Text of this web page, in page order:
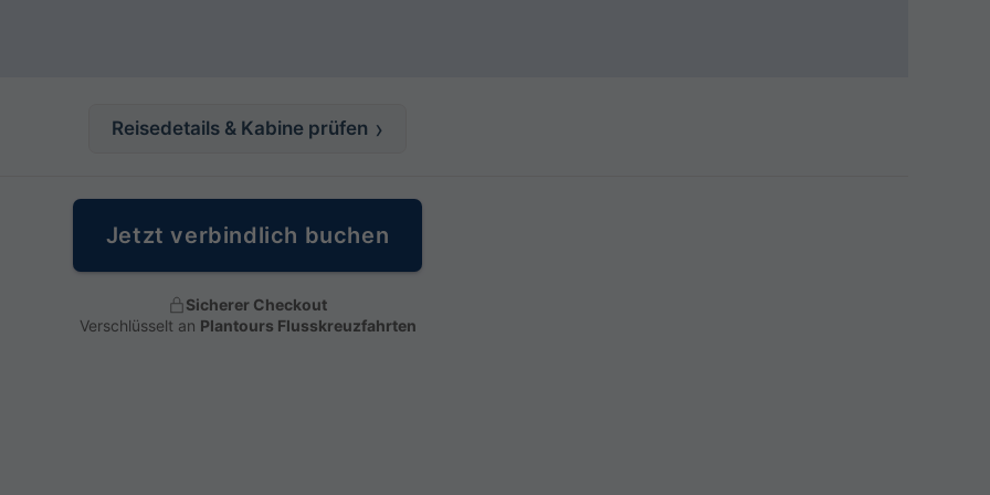
Reisedetails & Kabine prüfen
Jetzt verbindlich buchen
Sicherer Checkout
Verschlüsselt an Plantours Flusskreuzfahrten